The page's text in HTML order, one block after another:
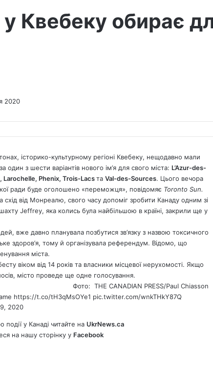
Квебеку обирає
2020
історико-культурному регіоні Квебеку, нещодавно мали
один з шести варіантів нового ім’я для свого міста: L’Azur-des-
Phenix, Trois-Lacsта Val-des-Sources. Цього вечора
ради буде оголошено «переможця», повідомяє Toronto Sun.
від Монреалю, свого часу допоміг зробити Канаду одним зі
шахту Jeffrey, яка колись була найбільшою в країні, закрили ще у
вже давно планувала позбутися зв’язку з назвою токсичного
здоров’я, тому й організувала референдум. Відомо, що
міста.
віком від 14 років та власники місцевої нерухомості. Якщо
місто проведе ще одне голосування.
Фото: THE CANADIAN PRESS/Paul Chiasson
https://t.co/tH3qMsOYe1 pic.twitter.com/wnkTHkY87Q
2020
події у Канаді читайте на UkrNews.ca
на нашу сторінку у Facebook